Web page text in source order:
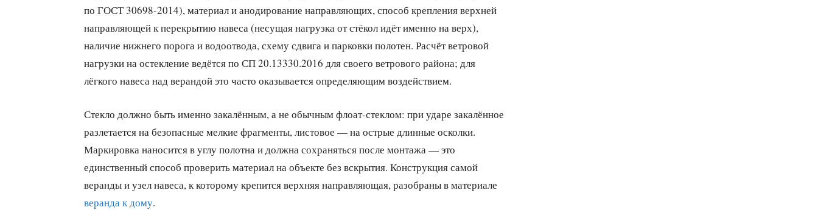
по ГОСТ 30698-2014), материал и анодирование направляющих, способ крепления верхней
направляющей к перекрытию навеса (несущая нагрузка от стёкол идёт именно на верх),
наличие нижнего порога и водоотвода, схему сдвига и парковки полотен. Расчёт ветровой
нагрузки на остекление ведётся по СП 20.13330.2016 для своего ветрового района; для
лёгкого навеса над верандой это часто оказывается определяющим воздействием.
Стекло должно быть именно закалённым, а не обычным флоат-стеклом: при ударе закалённое
разлетается на безопасные мелкие фрагменты, листовое — на острые длинные осколки.
Маркировка наносится в углу полотна и должна сохраняться после монтажа — это
единственный способ проверить материал на объекте без вскрытия. Конструкция самой
веранды и узел навеса, к которому крепится верхняя направляющая, разобраны в материале
веранда к дому.